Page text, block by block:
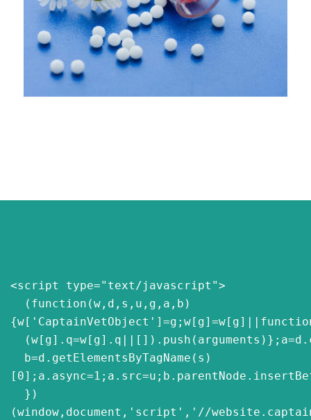
<script type="text/javascript">
(window,document,'script','//